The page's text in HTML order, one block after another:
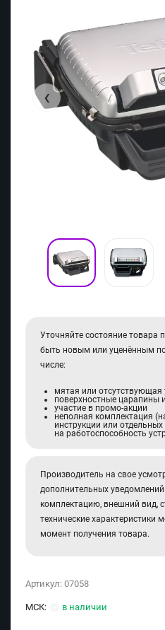
‹
Уточняйте состояние товара
быть новым или уценённым
числе:
мятая или отсутствующая
поверхностные царапины
участие в промо-акции
неполная комплектация
инструкции или
на работоспособность
Производитель на свое
дополнительных
комплектацию, внешний вид,
технические характеристики
момент получения товара.
Артикул: 07058
МСК: в наличии